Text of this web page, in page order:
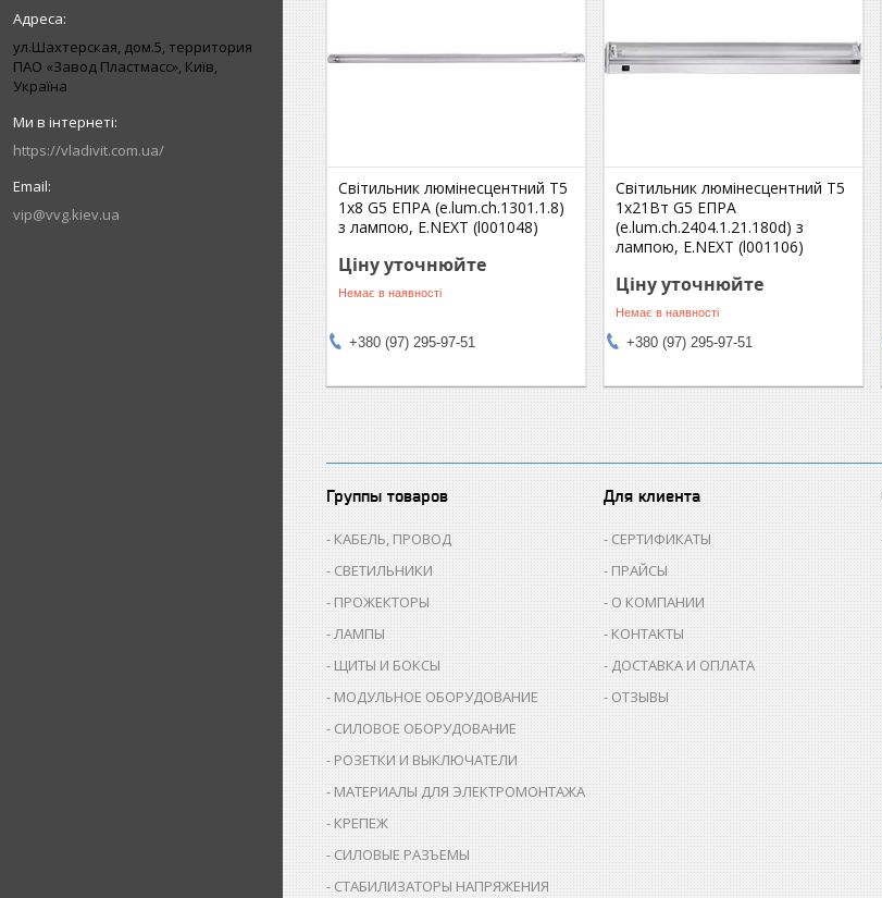
ул.Шахтерская, дом.5, территория
ПАО «Завод Пластмасс», Київ,
Україна
https://vladivit.com.ua/
vip@vvg.kiev.ua
Світильник люмінесцентний Т5
1х8 G5 ЕПРА (e.lum.ch.1301.1.8)
з лампою, E.NEXT (l001048)
Ціну уточнюйте
Немає в наявності
+380 (97) 295-97-51
Світильник люмінесцентний Т5
1х21Вт G5 ЕПРА
(e.lum.ch.2404.1.21.180d) з
лампою, E.NEXT (l001106)
Ціну уточнюйте
Немає в наявності
+380 (97) 295-97-51
Группы товаров
КАБЕЛЬ, ПРОВОД
СВЕТИЛЬНИКИ
ПРОЖЕКТОРЫ
ЛАМПЫ
ЩИТЫ И БОКСЫ
МОДУЛЬНОЕ ОБОРУДОВАНИЕ
СИЛОВОЕ ОБОРУДОВАНИЕ
РОЗЕТКИ И ВЫКЛЮЧАТЕЛИ
МАТЕРИАЛЫ ДЛЯ ЭЛЕКТРОМОНТАЖА
КРЕПЕЖ
СИЛОВЫЕ РАЗЪЕМЫ
СТАБИЛИЗАТОРЫ НАПРЯЖЕНИЯ
Для клиента
СЕРТИФИКАТЫ
ПРАЙСЫ
О КОМПАНИИ
КОНТАКТЫ
ДОСТАВКА И ОПЛАТА
ОТЗЫВЫ